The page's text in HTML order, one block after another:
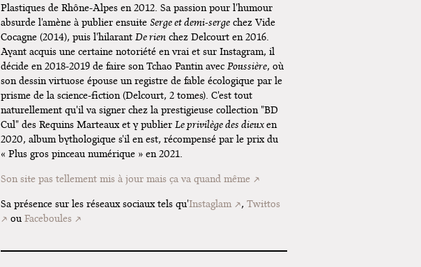
Plastiques de Rhône-Alpes en 2012. Sa passion pour l'humour
absurde l'amène à publier ensuiteSerge et demi-serge chez Vide
Cocagne (2014), puis l'hilarantDe rien chez Delcourt en 2016.
Ayant acquis une certaine notoriété en vrai et sur Instagram, il
décide en 2018-2019 de faire son Tchao Pantin avecPoussière, où
son dessin virtuose épouse un registre de fable écologique par le
prisme de la science-fiction (Delcourt, 2 tomes). C'est tout
naturellement qu'il va signer chez la prestigieuse collection "BD
Cul" des Requins Marteaux et y publierLe privilège des dieuxen
2020, album bythologique s'il en est, récompensé par le prix du
« Plus gros pinceau numérique » en 2021.
Son site pas tellement mis à jour mais ça va quand même
Sa présence sur les réseaux sociaux tels qu'Instaglam ,Twittos
ouFaceboules
Exposition "Fungirl : Funeral
Home" à Colomiers
Tournée "Vulva Viking" : Elizabeth
Pich à Paris et Vincennes !
Dédicace de Gwénola Carrère à
Bruxelles